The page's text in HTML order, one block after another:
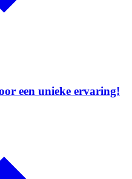
een unieke ervaring!